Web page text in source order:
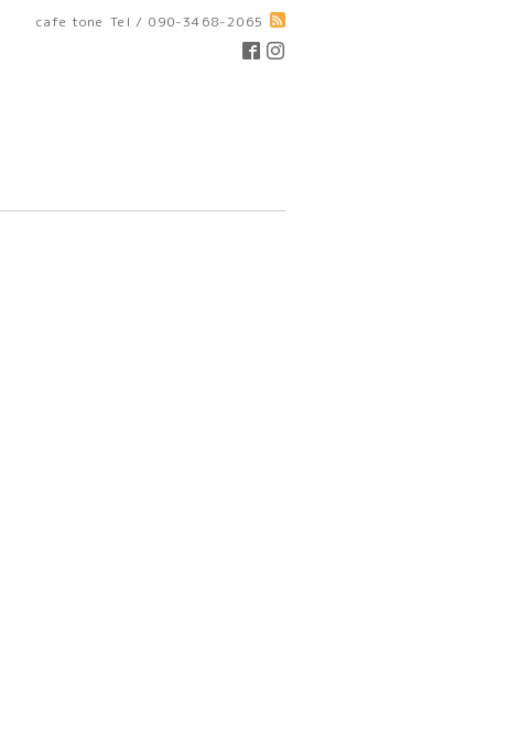
cafe tone Tel / 090-3468-2065